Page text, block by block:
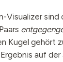
Visualizer sind
Kugel gehört
auf der